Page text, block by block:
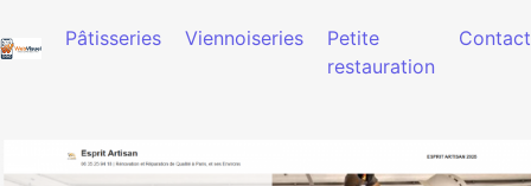
Pâtisseries Viennoiseries
Petite
restauration
Contact